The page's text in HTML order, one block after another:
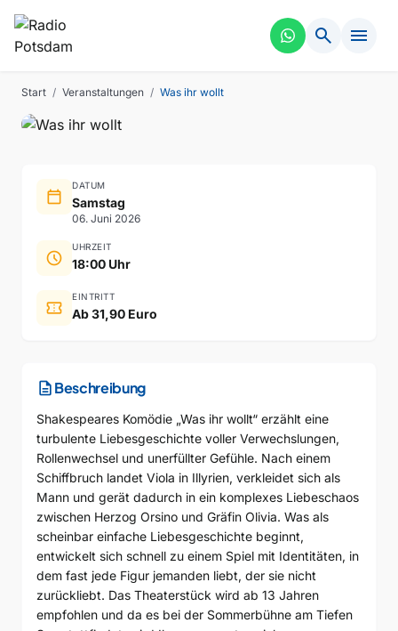
search menu
Start / Veranstaltungen / Was ihr wollt
THEATER
Was ihr wollt
calendar_today
DATUM
Samstag
06. Juni 2026
schedule
UHRZEIT
18:00 Uhr
confirmation_number
EINTRITT
Ab 31,90 Euro
descriptionBeschreibung
Shakespeares Komödie „Was ihr wollt“ erzählt eine
turbulente Liebesgeschichte voller Verwechslungen,
Rollenwechsel und unerfüllter Gefühle. Nach einem
Schiffbruch landet Viola in Illyrien, verkleidet sich als
Mann und gerät dadurch in ein komplexes Liebeschaos
zwischen Herzog Orsino und Gräfin Olivia. Was als
scheinbar einfache Liebesgeschichte beginnt,
entwickelt sich schnell zu einem Spiel mit Identitäten, in
dem fast jede Figur jemanden liebt, der sie nicht
zurückliebt. Das Theaterstück wird ab 13 Jahren
empfohlen und da es bei der Sommerbühne am Tiefen